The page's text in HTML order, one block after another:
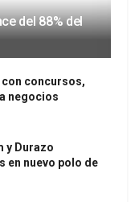
del 88% del
con concursos,
negocios
y Durazo
en nuevo polo de